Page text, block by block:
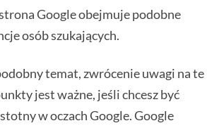
Google obejmuje podobne
osób szukających.
temat, zwrócenie uwagi na te
jest ważne, jeśli chcesz być
w oczach Google. Google